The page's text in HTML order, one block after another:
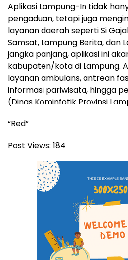
Aplikasi Lampung-In tidak
pengaduan, tetapi juga
layanan daerah seperti Si
Samsat, Lampung Berita, dan
jangka panjang, aplikasi ini
kabupaten/kota di Lampung.
layanan ambulans, antrean
informasi pariwisata, hingga
(Dinas Kominfotik Provinsi
“Red”
Post Views: 184